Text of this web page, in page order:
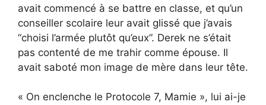
avait commencé à se battre en classe, et qu’un
conseiller scolaire leur avait glissé que j’avais
“choisi l’armée plutôt qu’eux”. Derek ne s’était
pas contenté de me trahir comme épouse. Il
avait saboté mon image de mère dans leur tête.
« On enclenche le Protocole 7, Mamie », lui ai-je